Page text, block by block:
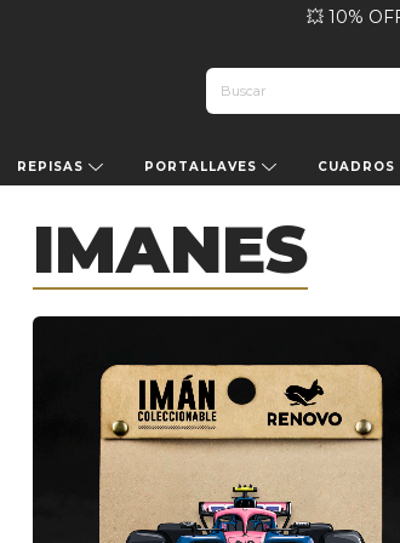
💥 10%
REPISAS PORTALLAVES CUADROS
IMANES